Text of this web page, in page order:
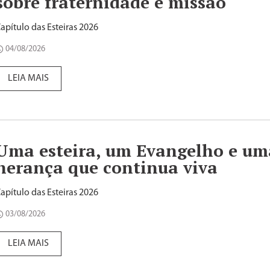
das Esteiras 2026
04/08/2026
LEIA MAIS
esteira, um Evangelho e
que continua viva
das Esteiras 2026
03/08/2026
LEIA MAIS